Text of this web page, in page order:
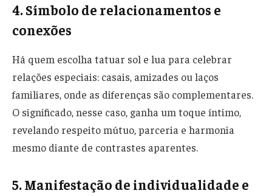
4. Símbolo de relacionamentos e
conexões
Há quem escolha tatuar sol e lua para celebrar
relações especiais: casais, amizades ou laços
familiares, onde as diferenças são complementares.
O significado, nesse caso, ganha um toque íntimo,
revelando respeito mútuo, parceria e harmonia
mesmo diante de contrastes aparentes.
5. Manifestação de individualidade e